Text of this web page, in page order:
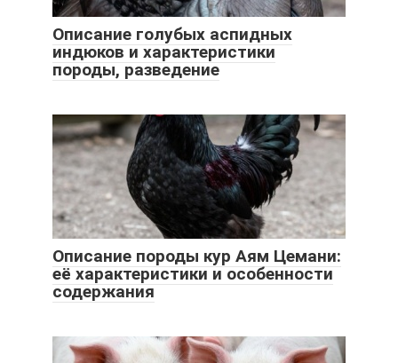
Описание голубых аспидных
индюков и характеристики
породы, разведение
Описание породы кур Аям Цемани:
её характеристики и особенности
содержания